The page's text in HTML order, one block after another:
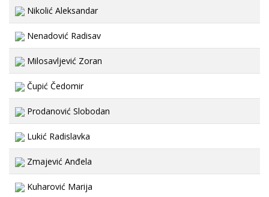
Nikolić Aleksandar
Nenadović Radisav
Milosavljević Zoran
Čupić Čedomir
Prodanović Slobodan
Lukić Radislavka
Zmajević Anđela
Kuharović Marija